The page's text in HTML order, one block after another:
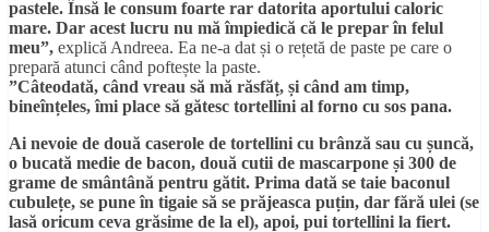
pastele. Însă le consum foarte rar datorita aportului caloric
mare. Dar acest lucru nu mă împiedică că le prepar în felul
meu”, explică Andreea. Ea ne-a dat și o rețetă de paste pe care o
prepară atunci când poftește la paste.
”Câteodată, când vreau să mă răsfăț, și când am timp,
bineînțeles, îmi place să gătesc tortellini al forno cu sos pana.
Ai nevoie de două caserole de tortellini cu brânză sau cu șuncă,
o bucată medie de bacon, două cutii de mascarpone și 300 de
grame de smântână pentru gătit. Prima dată se taie baconul
cubulețe, se pune în tigaie să se prăjeasca puțin, dar fără ulei (se
lasă oricum ceva grăsime de la el), apoi, pui tortellini la fiert.